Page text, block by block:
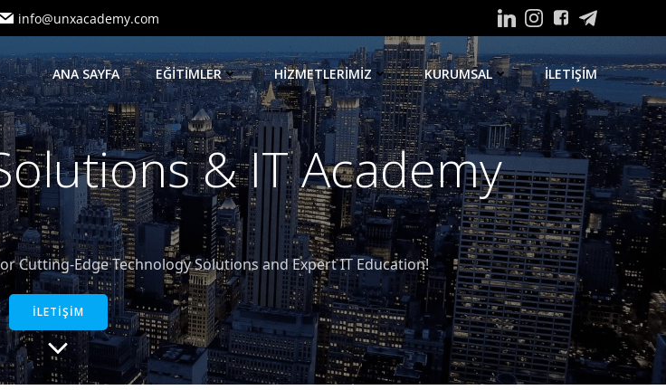
info@unxacademy.com
ANA SAYFA EĞİTİMLER HIZMETLERIMIZ KURUMSAL ILETIŞIM
& IT Academy
Cutting-Edge Technology Solutions and Expert IT Education!
İLETİŞİM